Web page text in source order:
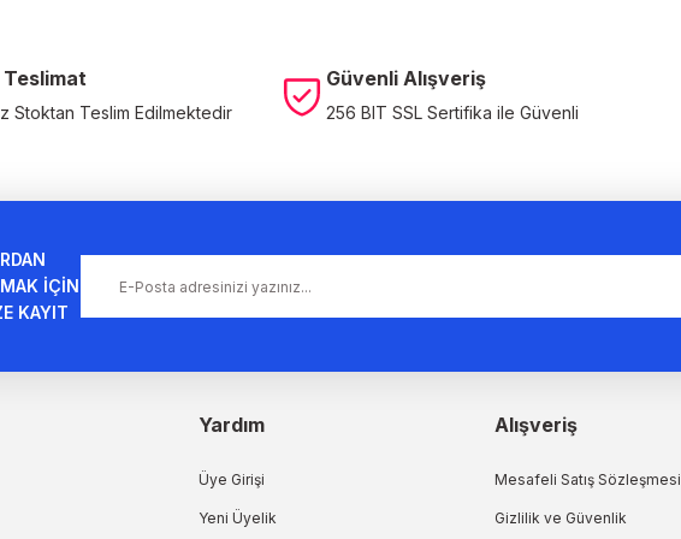
Stoktan Teslim Edilmektedir
Güvenli Alışveriş
256 BIT SSL Sertifika ile Güvenli
İÇİN
KAYIT
Yardım
Üye Girişi
Yeni Üyelik
Alışveriş
Mesafeli Satış Sözleşmesi
Gizlilik ve Güvenlik